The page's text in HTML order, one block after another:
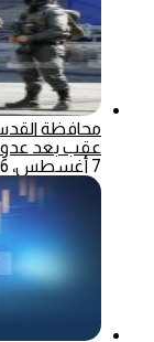
محافظة
عقب بعد
7 أغسطس، 2026